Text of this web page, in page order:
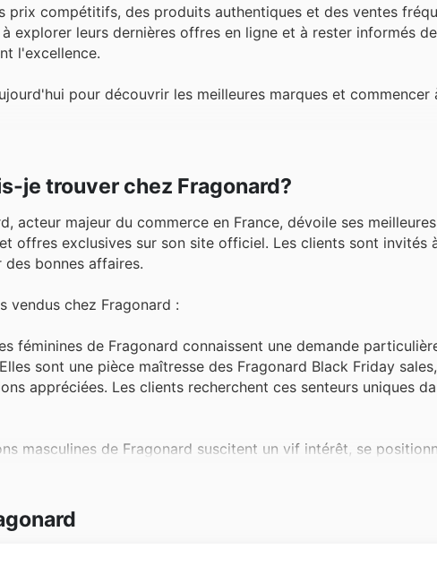
prix compétitifs, des produits authentiques et des ventes
explorer leurs dernières offres en ligne et à rester informés
l'excellence.
pour découvrir les meilleures marques et commencer
je trouver chez Fragonard?
acteur majeur du commerce en France, dévoile ses
offres exclusives sur son site officiel. Les clients sont invités
bonnes affaires.
vendus chez Fragonard :
féminines de Fragonard connaissent une demande
sont une pièce maîtresse des Fragonard Black Friday
appréciées. Les clients recherchent ces senteurs uniques
masculines de Fragonard suscitent un vif intérêt, se
proche à prix réduit. Leur présence dans les catalogues
les périodes de soldes. Ils figurent en bonne place dans